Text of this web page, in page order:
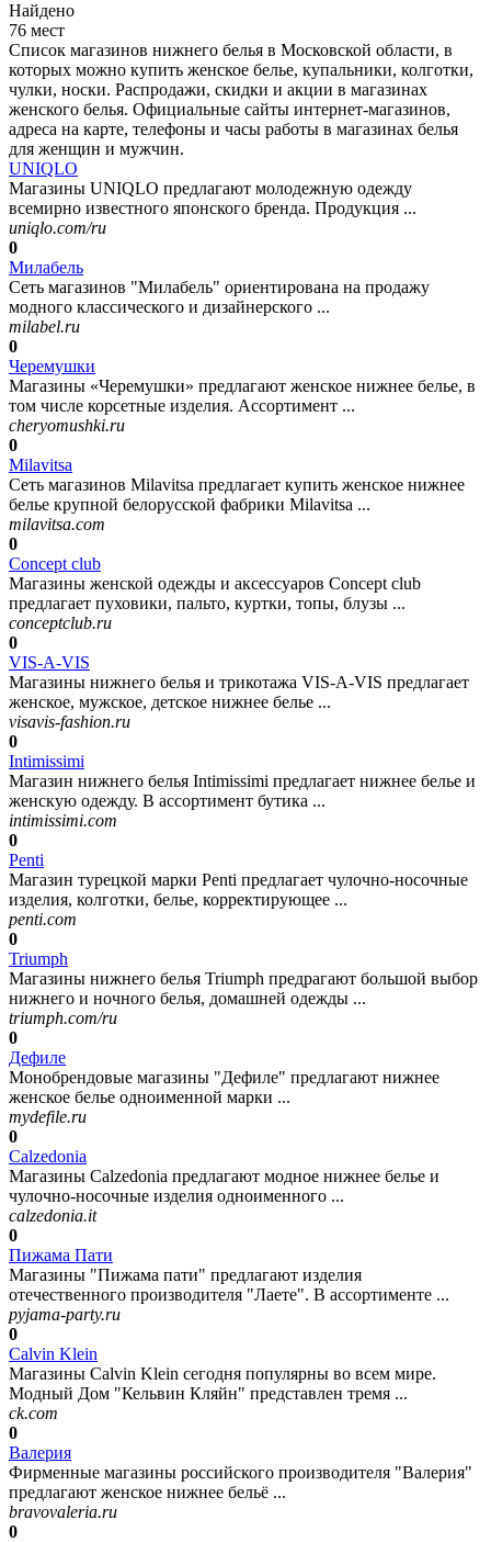
Найдено
76 мест
Список магазинов нижнего белья в Московской области, в
которых можно купить женское белье, купальники, колготки,
чулки, носки. Распродажи, скидки и акции в магазинах
женского белья. Официальные сайты интернет-магазинов,
адреса на карте, телефоны и часы работы в магазинах белья
для женщин и мужчин.
UNIQLO
Магазины UNIQLO предлагают молодежную одежду
всемирно известного японского бренда. Продукция ...
uniqlo.com/ru
0
Милабель
Сеть магазинов "Милабель" ориентирована на продажу
модного классического и дизайнерского ...
milabel.ru
0
Черемушки
Магазины «Черемушки» предлагают женское нижнее белье, в
том числе корсетные изделия. Ассортимент ...
cheryomushki.ru
0
Milavitsa
Сеть магазинов Milavitsa предлагает купить женское нижнее
белье крупной белорусской фабрики Milavitsa ...
milavitsa.com
0
Concept club
Магазины женской одежды и аксессуаров Concept club
предлагает пуховики, пальто, куртки, топы, блузы ...
conceptclub.ru
0
VIS-A-VIS
Магазины нижнего белья и трикотажа VIS-A-VIS предлагает
женское, мужское, детское нижнее белье ...
visavis-fashion.ru
0
Intimissimi
Магазин нижнего белья Intimissimi предлагает нижнее белье и
женскую одежду. В ассортимент бутика ...
intimissimi.com
0
Penti
Магазин турецкой марки Penti предлагает чулочно-носочные
изделия, колготки, белье, корректирующее ...
penti.com
0
Triumph
Магазины нижнего белья Triumph предрагают большой выбор
нижнего и ночного белья, домашней одежды ...
triumph.com/ru
0
Дефиле
Монобрендовые магазины "Дефиле" предлагают нижнее
женское белье одноименной марки ...
mydefile.ru
0
Calzedonia
Магазины Calzedonia предлагают модное нижнее белье и
чулочно-носочные изделия одноименного ...
calzedonia.it
0
Пижама Пати
Магазины "Пижама пати" предлагают изделия
отечественного производителя "Лаете". В ассортименте ...
pyjama-party.ru
0
Calvin Klein
Магазины Calvin Klein сегодня популярны во всем мире.
Модный Дом "Кельвин Кляйн" представлен тремя ...
ck.com
0
Валерия
Фирменные магазины российского производителя "Валерия"
предлагают женское нижнее бельё ...
bravovaleria.ru
0